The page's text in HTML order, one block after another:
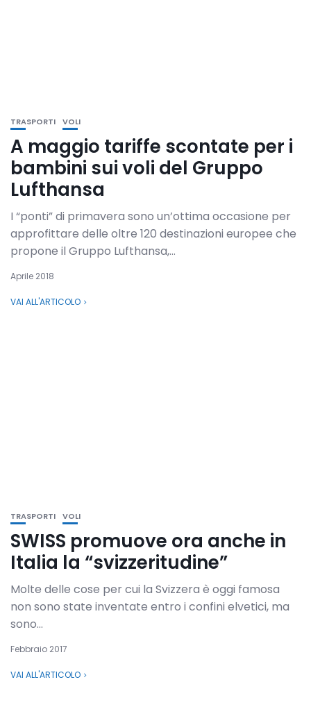
TRASPORTI VOLI
A maggio tariffe scontate per i
bambini sui voli del Gruppo
Lufthansa
I “ponti” di primavera sono un’ottima occasione per
approfittare delle oltre 120 destinazioni europee che
propone il Gruppo Lufthansa,...
Aprile 2018
VAI ALL'ARTICOLO
TRASPORTI VOLI
SWISS promuove ora anche in
Italia la “svizzeritudine”
Molte delle cose per cui la Svizzera è oggi famosa
non sono state inventate entro i confini elvetici, ma
sono...
Febbraio 2017
VAI ALL'ARTICOLO